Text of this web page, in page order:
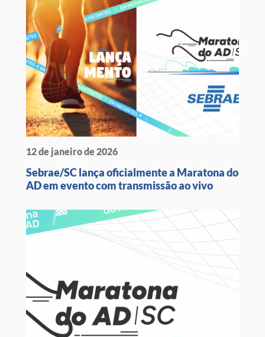
12 de janeiro de 2026
Sebrae/SC lança oficialmente a Maratona do
AD em evento com transmissão ao vivo